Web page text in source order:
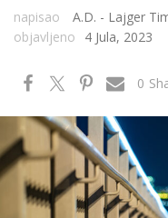
napisao
A.D. - Lajger
objavljeno
4 Jula, 2023
0